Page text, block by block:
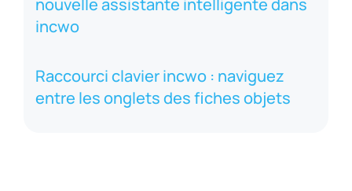
nouvelle assistante intelligente dans
incwo
Raccourci clavier incwo : naviguez
entre les onglets des fiches objets